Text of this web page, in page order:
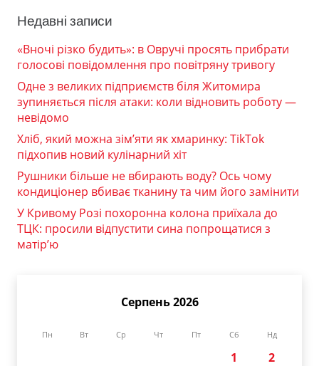
Недавні записи
«Вночі різко будить»: в Овручі просять прибрати
голосові повідомлення про повітряну тривогу
Одне з великих підприємств біля Житомира
зупиняється після атаки: коли відновить роботу —
невідомо
Хліб, який можна зім’яти як хмаринку: TikTok
підхопив новий кулінарний хіт
Рушники більше не вбирають воду? Ось чому
кондиціонер вбиває тканину та чим його замінити
У Кривому Розі похоронна колона приїхала до
ТЦК: просили відпустити сина попрощатися з
матір’ю
Серпень 2026
Пн Вт Ср Чт Пт Сб Нд
1
2